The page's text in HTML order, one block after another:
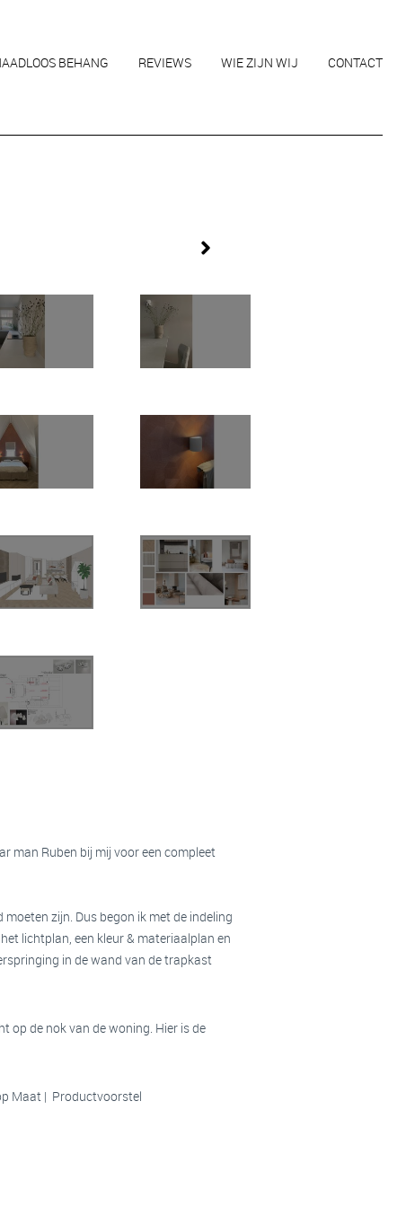
BEHANG REVIEWS WIE ZIJN WIJ CONTACT
man Ruben bij mij voor een compleet
zijn. Dus begon ik met de indeling
lichtplan, een kleur & materiaalplan en
in de wand van de trapkast
op de nok van de woning. Hier is de
Maat | Productvoorstel